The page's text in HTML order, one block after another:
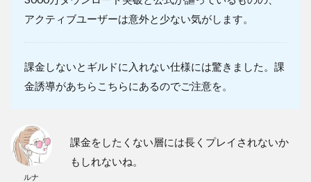
アクティブユーザーは意外と少ない気がします。
課金しないとギルドに入れない仕様には驚きました。課
金誘導があちらこちらにあるのでご注意を。
ルナ
課金をしたくない層には長くプレイされないか
もしれないね。